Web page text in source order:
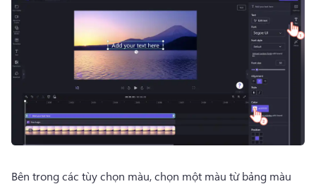
Bên trong các tùy chọn màu, chọn một màu từ bảng màu